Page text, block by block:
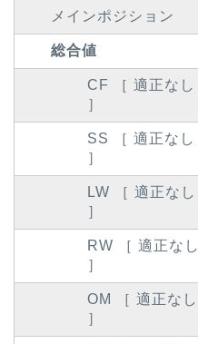
メインポジション
総合値
CF ［ 適正なし
］
SS ［ 適正なし
］
LW ［ 適正なし
］
RW ［ 適正なし
］
OM ［ 適正なし
］